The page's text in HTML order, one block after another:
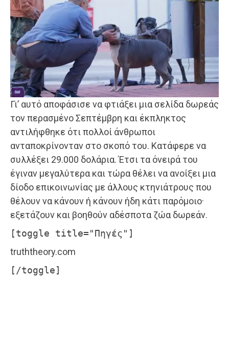
Γι’ αυτό αποφάσισε να φτιάξει μια σελίδα δωρεάς
τον περασμένο Σεπτέμβρη και έκπληκτος
αντιλήφθηκε ότι πολλοί άνθρωποι
ανταποκρίνονταν στο σκοπό του. Κατάφερε να
συλλέξει 29.000 δολάρια. Έτσι τα όνειρά του
έγιναν μεγαλύτερα και τώρα θέλει να ανοίξει μια
δίοδο επικοινωνίας με άλλους κτηνιάτρους που
θέλουν να κάνουν ή κάνουν ήδη κάτι παρόμοιο·
εξετάζουν και βοηθούν αδέσποτα ζώα δωρεάν.
[toggle title="Πηγές"]
truththeory.com
[/toggle]